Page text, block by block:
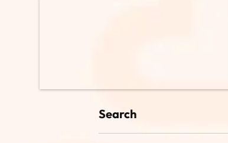
Search